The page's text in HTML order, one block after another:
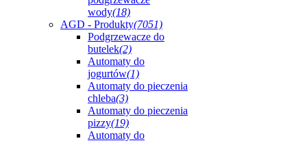
wody(18)
AGD - Produkty(7051)
Podgrzewacze do
butelek(2)
Automaty do
jogurtów(1)
Automaty do pieczenia
chleba(3)
Automaty do pieczenia
pizzy(19)
Automaty do